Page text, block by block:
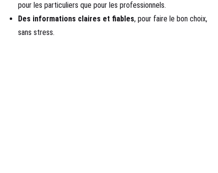
pour les particuliers que pour les professionnels.
Des informations claires et fiables, pour faire le bon choix,
sans stress.